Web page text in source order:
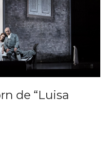
de “Luisa